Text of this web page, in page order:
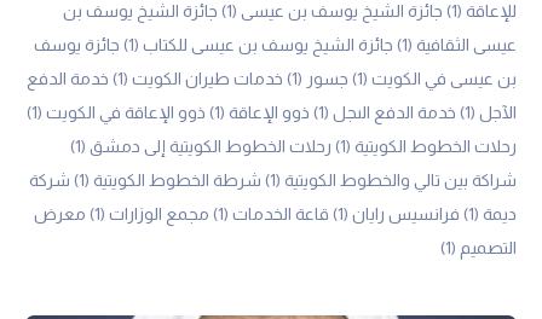
للإعاقة (1) جائزة الشيخ يوسف بن عيسى (1)
جائزة الشيخ يوسف بن
عيسى الثقافية (1) جائزة الشيخ يوسف بن عيسى للكتاب (1)
جائزة يوسف
بن عيسى في الكويت (1) جسور (1) خدمات طيران الكويت (1)
خدمة الدفع
الآجل (1) خدمة الدفع الىجل (1) ذوو الإعاقة (1) ذوو الإعاقة في الكويت (1)
رحلات الخطوط الكويتية (1) رحلات الخطوط الكويتية إلى دمشق (1)
شراكة بين تالي والخطوط الكويتية (1) شرطة الخطوط الكويتية (1)
شركة
ديمة (1) فرانسيس رايان (1) قاعة الخدمات (1) مجمع الوزارات (1)
معرض
التصميم (1)